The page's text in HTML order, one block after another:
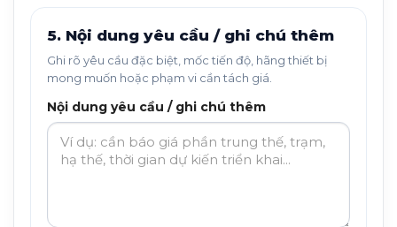
5. Nội dung yêu cầu / ghi chú thêm
Ghi rõ yêu cầu đặc biệt, mốc tiến độ, hãng thiết bị
mong muốn hoặc phạm vi cần tách giá.
Nội dung yêu cầu / ghi chú thêm